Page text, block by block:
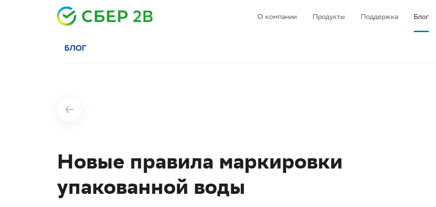
О компании Продукты Поддержка Блог
БЛОГ
Новые правила маркировки
упакованной воды